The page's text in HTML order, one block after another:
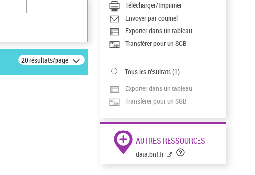
20 résultats/page
Télécharger/Imprimer
Envoyer par courriel
Exporter dans un tableau
Transférer pour un SGB
Tous les résultats(1)
Exporter dans un tableau
Transférer pour un SGB
AUTRES RESSOURCES
data.bnf.fr